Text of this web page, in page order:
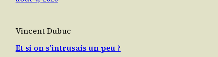
Vincent Dubuc
Et si on s’intrusais un peu ?